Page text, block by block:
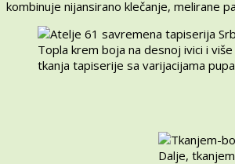
kombinuje nijansirano klečanje, melirane
Topla krem boja na desnoj ivici i
tkanja tapiserije sa varijacijama
Dalje,